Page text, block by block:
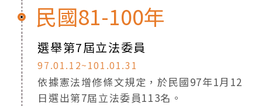
民國81-100年
選舉第7屆立法委員
97.01.12~101.01.31
依據憲法增修條文規定，於民國97年1月12
日選出第7屆立法委員113名。